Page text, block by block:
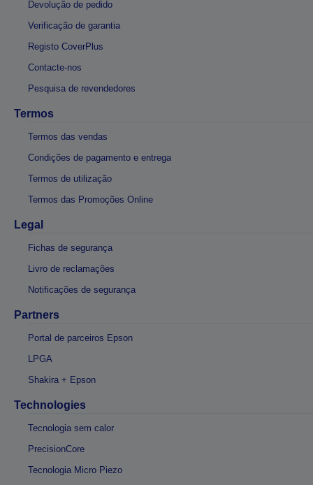
Devolução de pedido
Verificação de garantia
Registo CoverPlus
Contacte-nos
Pesquisa de revendedores
Termos
Termos das vendas
Condições de pagamento e entrega
Termos de utilização
Termos das Promoções Online
Legal
Fichas de segurança
Livro de reclamações
Notificações de segurança
Partners
Portal de parceiros Epson
LPGA
Shakira + Epson
Technologies
Tecnologia sem calor
PrecisionCore
Tecnologia Micro Piezo